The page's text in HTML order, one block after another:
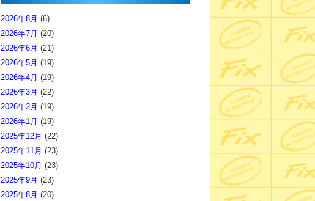
2026年8月 (6)
2026年7月 (20)
2026年6月 (21)
2026年5月 (19)
2026年4月 (19)
2026年3月 (22)
2026年2月 (19)
2026年1月 (19)
2025年12月 (22)
2025年11月 (23)
2025年10月 (23)
2025年9月 (23)
2025年8月 (20)